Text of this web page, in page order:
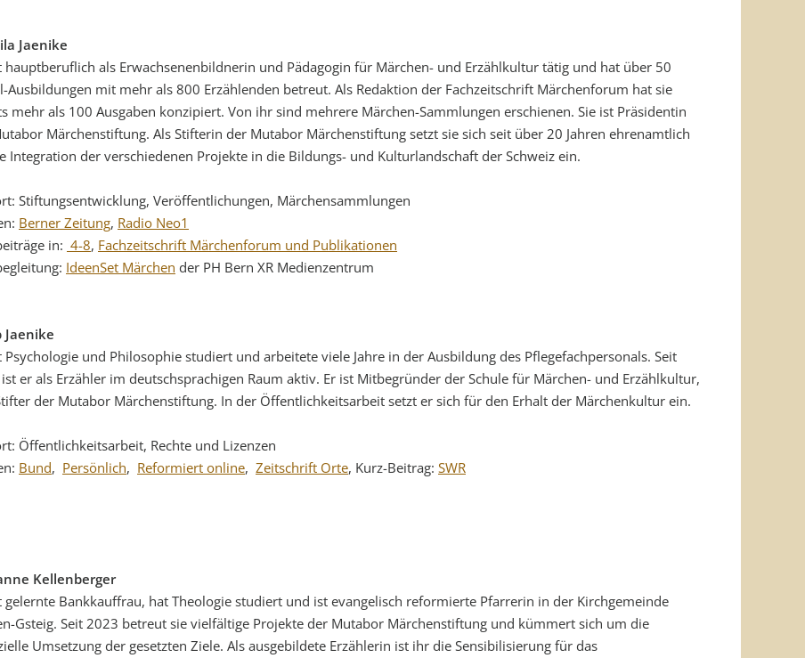
Jaenike
hauptberuflich als Erwachsenenbildnerin und Pädagogin für Märchen- und Erzählkultur tätig und hat über 50
Ausbildungen mit mehr als 800 Erzählenden betreut. Als Redaktion der Fachzeitschrift Märchenforum hat sie
mehr als 100 Ausgaben konzipiert. Von ihr sind mehrere Märchen-Sammlungen erschienen. Sie ist Präsidentin
Märchenstiftung. Als Stifterin der Mutabor Märchenstiftung setzt sie sich seit über 20 Jahren ehrenamtlich
Integration der verschiedenen Projekte in die Bildungs- und Kulturlandschaft der Schweiz ein.
Stiftungsentwicklung, Veröffentlichungen, Märchensammlungen
Berner Zeitung, Radio Neo1
in: 4-8, Fachzeitschrift Märchenforum und Publikationen
IdeenSet Märchen der PH Bern XR Medienzentrum
Jaenike
Psychologie und Philosophie studiert und arbeitete viele Jahre in der Ausbildung des Pflegefachpersonals. Seit
er als Erzähler im deutschsprachigen Raum aktiv. Er ist Mitbegründer der Schule für Märchen- und Erzählkultur,
der Mutabor Märchenstiftung. In der Öffentlichkeitsarbeit setzt er sich für den Erhalt der Märchenkultur ein.
Öffentlichkeitsarbeit, Rechte und Lizenzen
Bund, Persönlich, Reformiert online, Zeitschrift Orte, Kurz-Beitrag: SWR
Kellenberger
gelernte Bankkauffrau, hat Theologie studiert und ist evangelisch reformierte Pfarrerin in der Kirchgemeinde
Gsteig. Seit 2023 betreut sie vielfältige Projekte der Mutabor Märchenstiftung und kümmert sich um die
Umsetzung der gesetzten Ziele. Als ausgebildete Erzählerin ist ihr die Sensibilisierung für das